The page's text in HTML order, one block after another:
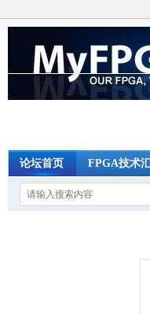
论坛首页 FPGA技术